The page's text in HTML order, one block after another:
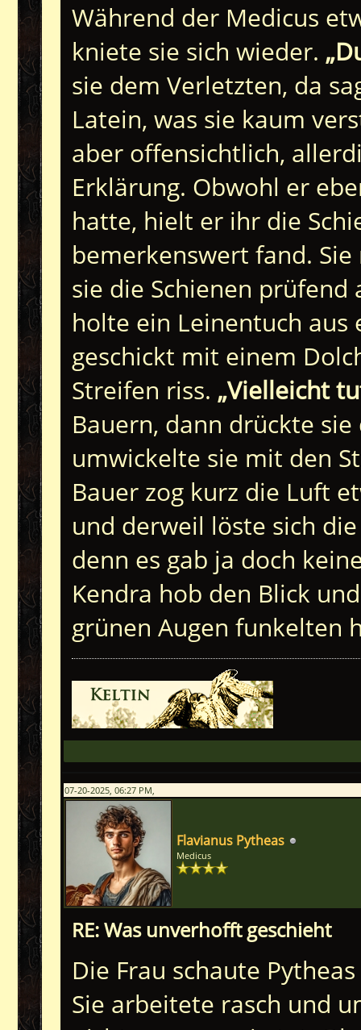
Während der Medicus
kniete sie sich wieder.
sie dem Verletzten, da
Latein, was sie kaum
aber offensichtlich,
Erklärung. Obwohl er
hatte, hielt er ihr die
bemerkenswert fand.
sie die Schienen prüfend
holte ein Leinentuch aus
geschickt mit einem
Streifen riss. „Vielleicht
Bauern, dann drückte
umwickelte sie mit den
Bauer zog kurz die Luft
und derweil löste sich
denn es gab ja doch
Kendra hob den Blick
grünen Augen funkelten
07-20-2025, 06:27 PM,
Flavianus Pytheas
Medicus
RE: Was unverhofft geschieht
Die Frau schaute
Sie arbeitete rasch und